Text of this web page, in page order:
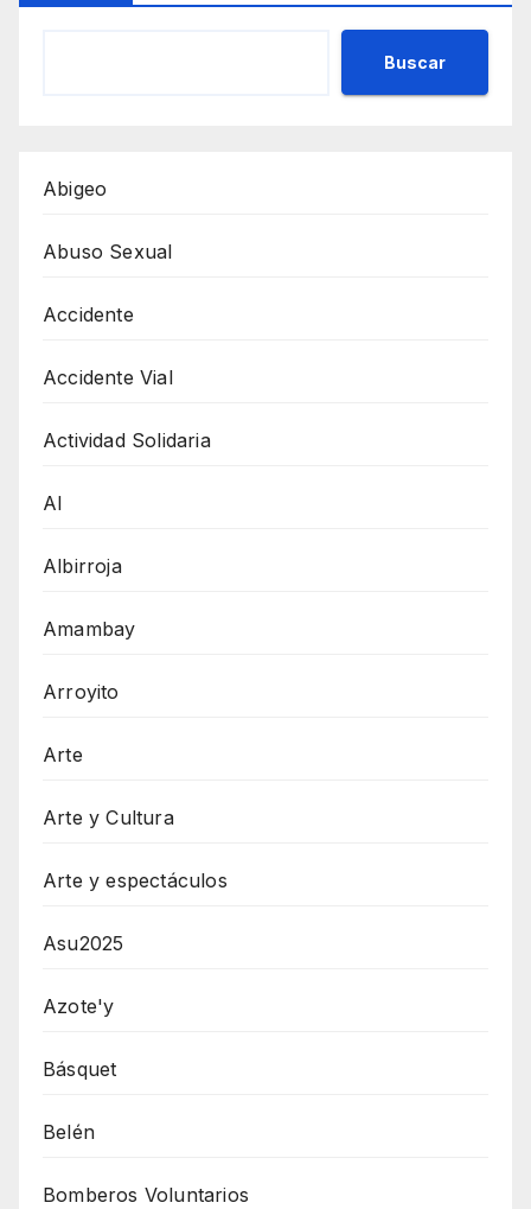
Buscar
Abigeo
Abuso Sexual
Accidente
Accidente Vial
Actividad Solidaria
AI
Albirroja
Amambay
Arroyito
Arte
Arte y Cultura
Arte y espectáculos
Asu2025
Azote'y
Básquet
Belén
Bomberos Voluntarios